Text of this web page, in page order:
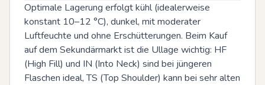
Optimale Lagerung erfolgt kühl (idealerweise
konstant 10–12 °C), dunkel, mit moderater
Luftfeuchte und ohne Erschütterungen. Beim Kauf
auf dem Sekundärmarkt ist die Ullage wichtig: HF
(High Fill) und IN (Into Neck) sind bei jüngeren
Flaschen ideal, TS (Top Shoulder) kann bei sehr alten